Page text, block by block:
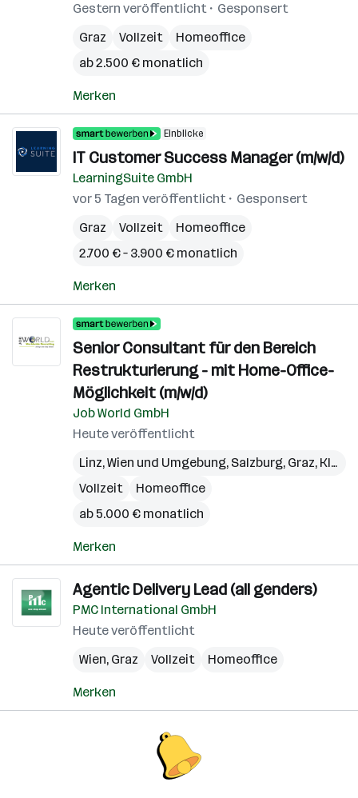
Gestern veröffentlicht
Gesponsert
Graz
Vollzeit
Homeoffice
ab 2.500 € monatlich
Merken
Einblicke
IT Customer Success Manager (m/w/d)
LearningSuite GmbH
vor 5 Tagen veröffentlicht
Gesponsert
Graz
Vollzeit
Homeoffice
2.700 € – 3.900 € monatlich
Merken
Senior Consultant für den Bereich
Restrukturierung - mit Home-Office-
Möglichkeit (m/w/d)
Job World GmbH
Heute veröffentlicht
Linz,Wien und Umgebung, Salzburg, Graz, Klagenfurt
Vollzeit
Homeoffice
ab 5.000 € monatlich
Merken
Agentic Delivery Lead (all genders)
PMC International GmbH
Heute veröffentlicht
Wien, Graz Vollzeit Homeoffice
Merken